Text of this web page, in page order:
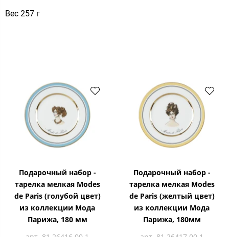
Вес 257 г
Подарочный набор -
тарелка мелкая Modes
de Paris (голубой цвет)
из коллекции Мода
Парижа, 180 мм
Подарочный набор -
тарелка мелкая Modes
de Paris (желтый цвет)
из коллекции Мода
Парижа, 180мм